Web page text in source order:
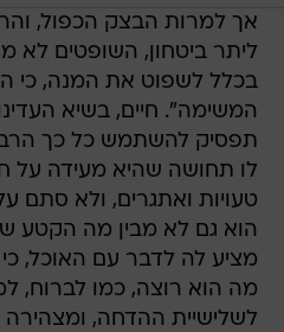
אך למרות הבצק הכפול,
ליתר ביטחון, השופטים
בכלל לשפוט את המנה, כי
המשימה". חיים, בשיא
תפסיק להשתמש כל כך
לו תחושה שהיא מעידה על
טעויות ואתגרים, ולא סתם
הוא גם לא מבין מה הקטע של
מציע לה לדבר עם האוכל, כי
מה הוא רוצה, כמו לברוח,
לשלישיית ההדחה, ומצהירה